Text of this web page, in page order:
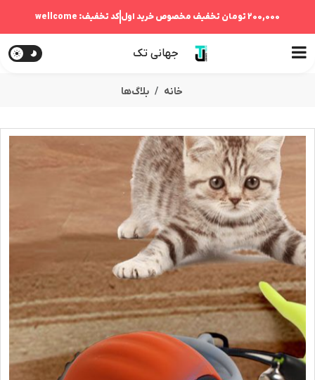
200,000 تومان تخفیف مخصوص خرید اولکد تخفیف: wellcome
جهانی تک
خانه بلاگ‌ها